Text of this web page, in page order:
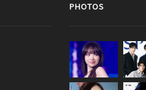
PHOTOS